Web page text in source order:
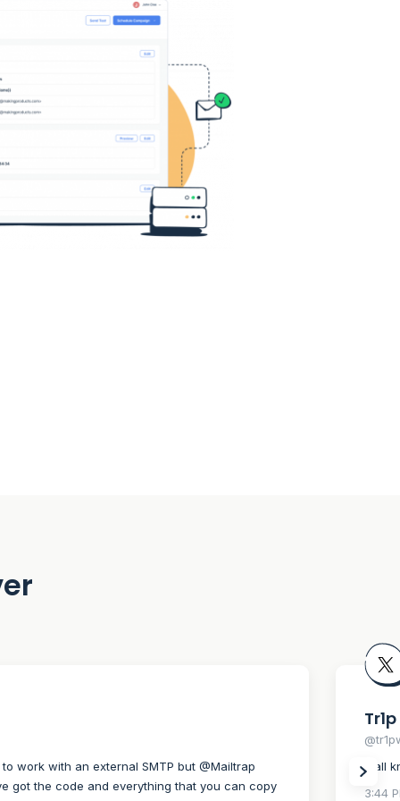
to work with an external SMTP but @Mailtrap
got the code and everything that you can copy
Tr1p
Y’all
3:44